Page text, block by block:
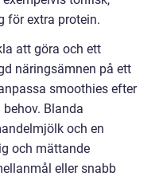
för extra protein.
att göra och ett
näringsämnen på ett
smoothies efter
Blanda
och en
och mättande
eller snabb